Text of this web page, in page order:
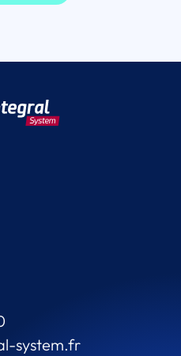
system.fr